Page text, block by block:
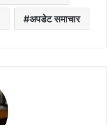
अपडेट समाचार